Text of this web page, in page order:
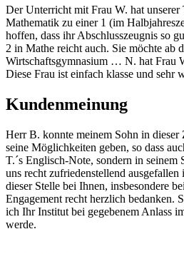
Der Unterricht mit Frau W. hat unserer
Mathematik zu einer 1 (im
hoffen, dass ihr Abschlusszeugnis so
2 in Mathe reicht auch. Sie möchte ab
Wirtschaftsgymnasium … N. hat Frau
Diese Frau ist einfach klasse und sehr
Kundenmeinung
Herr B. konnte meinem Sohn in
seine Möglichkeiten geben, so dass
T.´s Englisch-Note, sondern in seinem
uns recht zufriedenstellend
dieser Stelle bei Ihnen, insbesondere
Engagement recht herzlich bedanken.
ich Ihr Institut bei gegebenem Anlass
werde.